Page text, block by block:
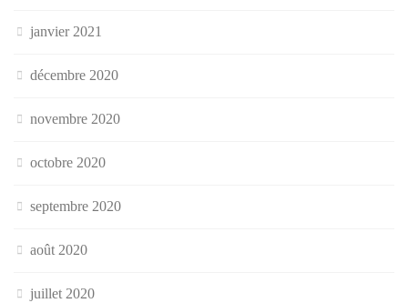
janvier 2021
décembre 2020
novembre 2020
octobre 2020
septembre 2020
août 2020
juillet 2020